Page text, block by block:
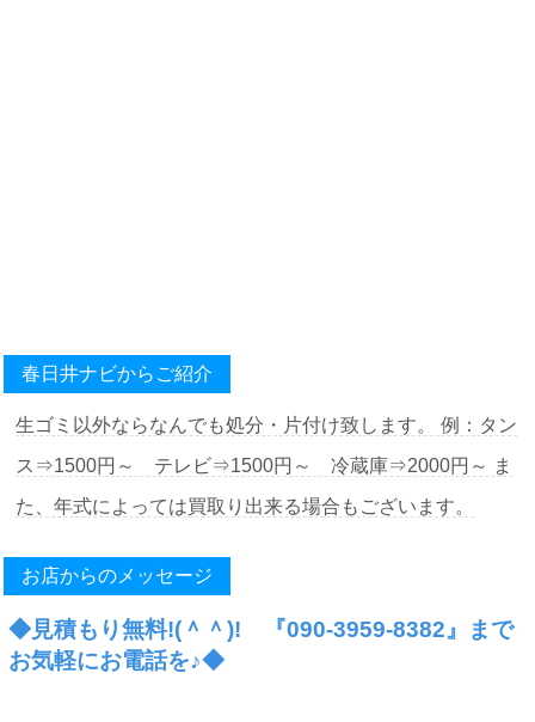
春日井ナビからご紹介
生ゴミ以外ならなんでも処分・片付け致します。 例：タン
ス⇒1500円～ テレビ⇒1500円～ 冷蔵庫⇒2000円～ ま
た、年式によっては買取り出来る場合もございます。
お店からのメッセージ
◆見積もり無料!(＾＾)! 『090-3959-8382』まで
お気軽にお電話を♪◆